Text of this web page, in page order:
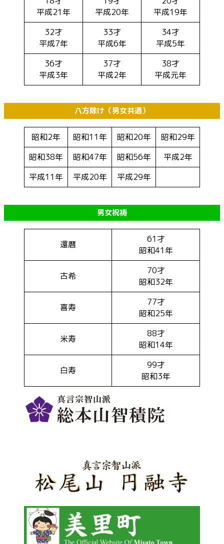
平成21年
平成20年
平成19年
32才
平成7年
33才
平成6年
34才
平成5年
36才
平成3年
37才
平成2年
38才
平成元年
八方除け（男女共通）
昭和2年 昭和11年 昭和20年
昭和29年
昭和38年
昭和47年 昭和56年
平成2年
平成11年
平成20年 平成29年
男女祝祷
還暦
61才
昭和41年
古希
70才
昭和32年
喜寿
77才
昭和25年
米寿
88才
昭和14年
白寿
99才
昭和3年